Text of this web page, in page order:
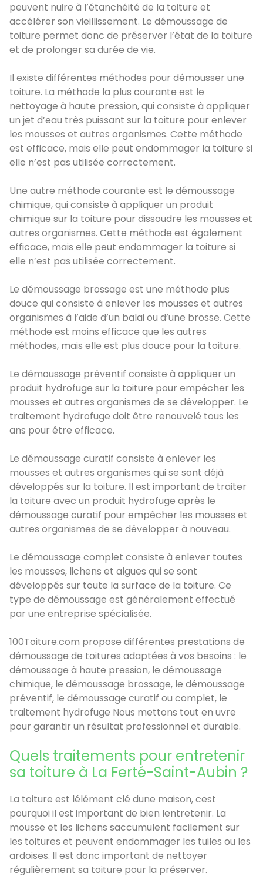
peuvent nuire à l’étanchéité de la toiture et
accélérer son vieillissement. Le démoussage de
toiture permet donc de préserver l’état de la toiture
et de prolonger sa durée de vie.
Il existe différentes méthodes pour démousser une
toiture. La méthode la plus courante est le
nettoyage à haute pression, qui consiste à appliquer
un jet d’eau très puissant sur la toiture pour enlever
les mousses et autres organismes. Cette méthode
est efficace, mais elle peut endommager la toiture si
elle n’est pas utilisée correctement.
Une autre méthode courante est le démoussage
chimique, qui consiste à appliquer un produit
chimique sur la toiture pour dissoudre les mousses et
autres organismes. Cette méthode est également
efficace, mais elle peut endommager la toiture si
elle n’est pas utilisée correctement.
Le démoussage brossage est une méthode plus
douce qui consiste à enlever les mousses et autres
organismes à l’aide d’un balai ou d’une brosse. Cette
méthode est moins efficace que les autres
méthodes, mais elle est plus douce pour la toiture.
Le démoussage préventif consiste à appliquer un
produit hydrofuge sur la toiture pour empêcher les
mousses et autres organismes de se développer. Le
traitement hydrofuge doit être renouvelé tous les
ans pour être efficace.
Le démoussage curatif consiste à enlever les
mousses et autres organismes qui se sont déjà
développés sur la toiture. Il est important de traiter
la toiture avec un produit hydrofuge après le
démoussage curatif pour empêcher les mousses et
autres organismes de se développer à nouveau.
Le démoussage complet consiste à enlever toutes
les mousses, lichens et algues qui se sont
développés sur toute la surface de la toiture. Ce
type de démoussage est généralement effectué
par une entreprise spécialisée.
100Toiture.com propose différentes prestations de
démoussage de toitures adaptées à vos besoins : le
démoussage à haute pression, le démoussage
chimique, le démoussage brossage, le démoussage
préventif, le démoussage curatif ou complet, le
traitement hydrofuge Nous mettons tout en uvre
pour garantir un résultat professionnel et durable.
Quels traitements pour entretenir
sa toiture à La Ferté-Saint-Aubin ?
La toiture est lélément clé dune maison, cest
pourquoi il est important de bien lentretenir. La
mousse et les lichens saccumulent facilement sur
les toitures et peuvent endommager les tuiles ou les
ardoises. Il est donc important de nettoyer
régulièrement sa toiture pour la préserver.